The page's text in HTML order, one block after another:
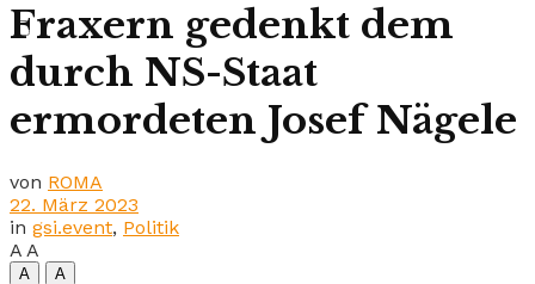
Fraxern gedenkt dem
durch NS-Staat
ermordeten Josef Nägele
von ROMA
22. März 2023
in gsi.event, Politik
A A
A
A